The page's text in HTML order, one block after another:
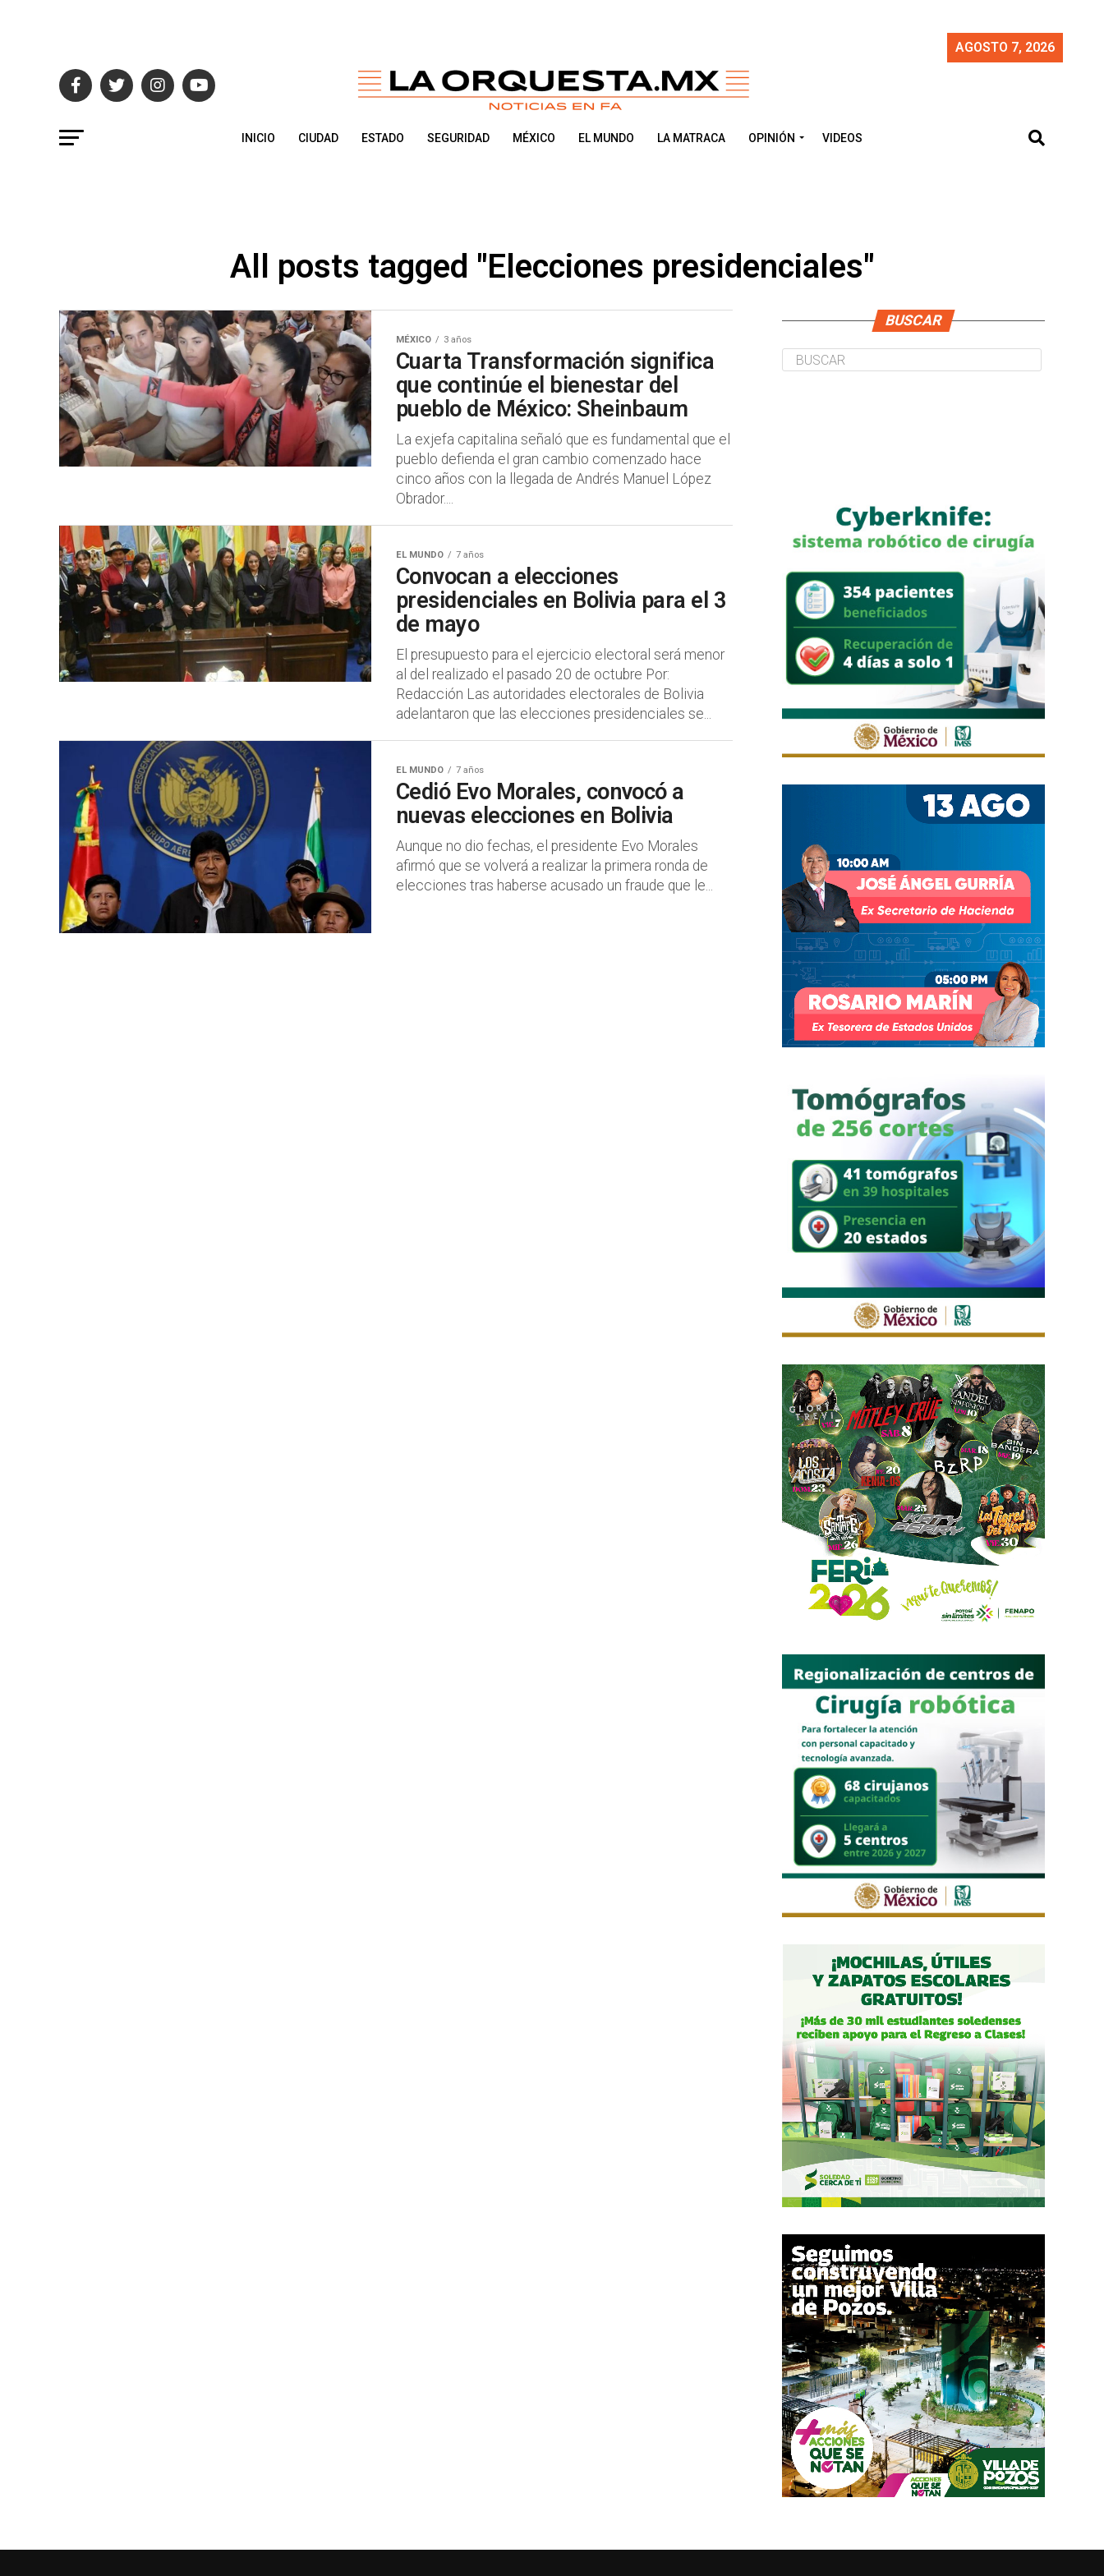
AGOSTO 7, 2026
INICIO CIUDAD ESTADO SEGURIDAD MÉXICO EL MUNDO LA MATRACA OPINIÓN VIDEOS
All posts tagged "Elecciones presidenciales"
MÉXICO 3 años
Cuarta Transformación significa
que continúe el bienestar del
pueblo de México: Sheinbaum
La exjefa capitalina señaló que es fundamental que el
pueblo defienda el gran cambio comenzado hace
cinco años con la llegada de Andrés Manuel López
Obrador....
EL MUNDO 7 años
Convocan a elecciones
presidenciales en Bolivia para el 3
de mayo
El presupuesto para el ejercicio electoral será menor
al del realizado el pasado 20 de octubre Por:
Redacción Las autoridades electorales de Bolivia
adelantaron que las elecciones presidenciales se...
EL MUNDO 7 años
Cedió Evo Morales, convocó a
nuevas elecciones en Bolivia
Aunque no dio fechas, el presidente Evo Morales
afirmó que se volverá a realizar la primera ronda de
elecciones tras haberse acusado un fraude que le...
BUSCAR